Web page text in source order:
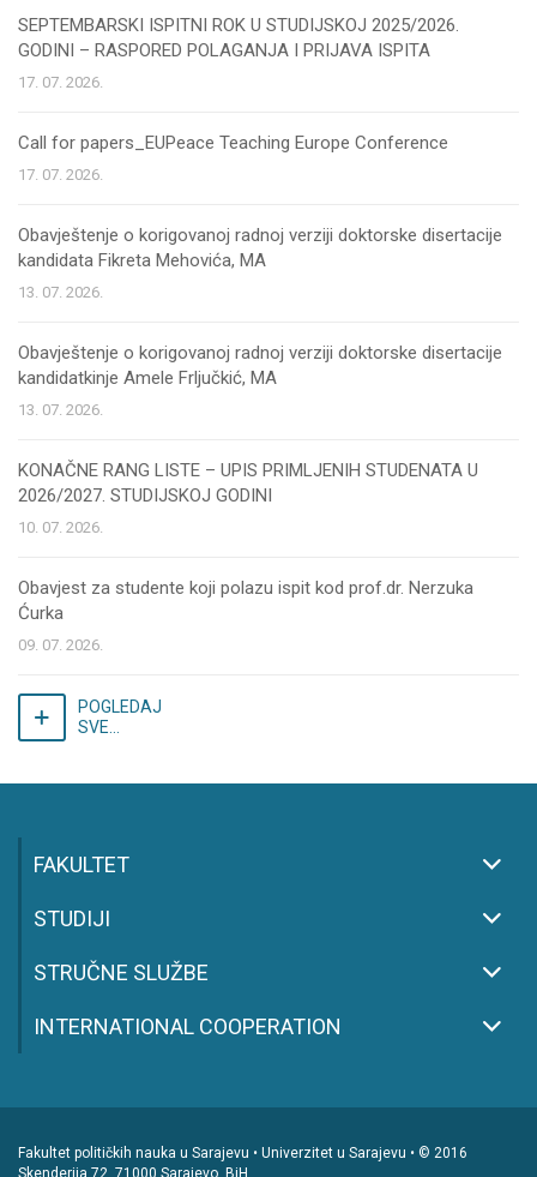
SEPTEMBARSKI ISPITNI ROK U STUDIJSKOJ 2025/2026.
GODINI – RASPORED POLAGANJA I PRIJAVA ISPITA
17. 07. 2026.
Call for papers_EUPeace Teaching Europe Conference
17. 07. 2026.
Obavještenje o korigovanoj radnoj verziji doktorske disertacije
kandidata Fikreta Mehovića, MA
13. 07. 2026.
Obavještenje o korigovanoj radnoj verziji doktorske disertacije
kandidatkinje Amele Frljučkić, MA
13. 07. 2026.
KONAČNE RANG LISTE – UPIS PRIMLJENIH STUDENATA U
2026/2027. STUDIJSKOJ GODINI
10. 07. 2026.
Obavjest za studente koji polazu ispit kod prof.dr. Nerzuka
Ćurka
09. 07. 2026.
POGLEDAJ
SVE...
FAKULTET
STUDIJI
STRUČNE SLUŽBE
INTERNATIONAL COOPERATION
Fakultet političkih nauka u Sarajevu • Univerzitet u Sarajevu • © 2016
Skenderija 72, 71000 Sarajevo, BiH